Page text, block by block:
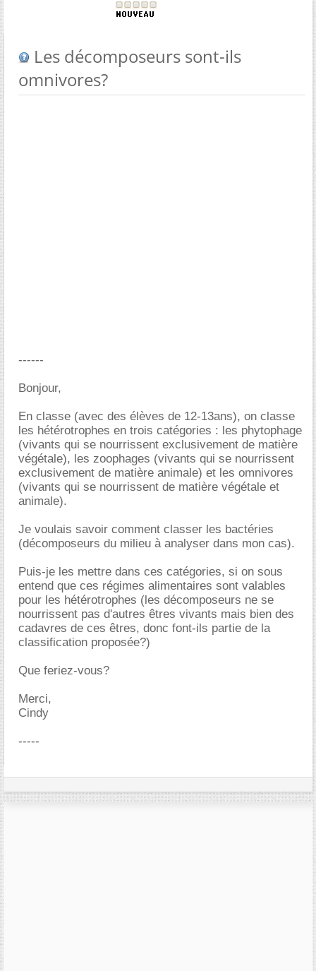
Les décomposeurs sont-ils
omnivores?
------
Bonjour,
En classe (avec des élèves de 12-13ans), on classe
les hétérotrophes en trois catégories : les phytophage
(vivants qui se nourrissent exclusivement de matière
végétale), les zoophages (vivants qui se nourrissent
exclusivement de matière animale) et les omnivores
(vivants qui se nourrissent de matière végétale et
animale).
Je voulais savoir comment classer les bactéries
(décomposeurs du milieu à analyser dans mon cas).
Puis-je les mettre dans ces catégories, si on sous
entend que ces régimes alimentaires sont valables
pour les hétérotrophes (les décomposeurs ne se
nourrissent pas d'autres êtres vivants mais bien des
cadavres de ces êtres, donc font-ils partie de la
classification proposée?)
Que feriez-vous?
Merci,
Cindy
-----